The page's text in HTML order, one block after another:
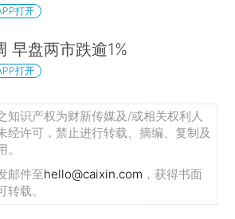
打开
早盘两市跌逾1%
打开
知识产权为财新传媒及/或相关权利人
经许可，禁止进行转载、摘编、复制及
邮件至hello@caixin.com ，获得书面
载。